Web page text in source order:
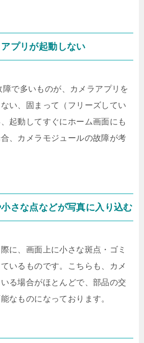
アプリが起動しない
で多いものが、カメラアプリを
い、固まって（フリーズしてい
起動してすぐにホーム画面にも
、カメラモジュールの故障が考
小さな点などが写真に入り込む
に、画面上に小さな斑点・ゴミ
いるものです。こちらも、カメ
る場合がほとんどで、部品の交
なものになっております。